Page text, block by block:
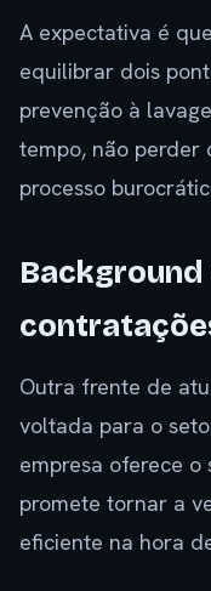
A expectativa é
equilibrar dois
prevenção à
tempo, não perder
processo
Outra frente de
voltada para o
empresa oferece o
promete tornar a
eficiente na hora